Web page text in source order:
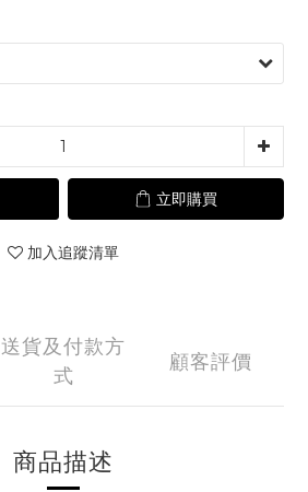
立即購買
加入追蹤清單
送貨及付款方
式
顧客評價
商品描述